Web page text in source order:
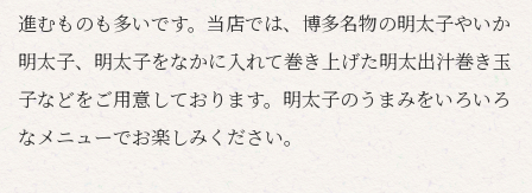
進むものも多いです。当店では、博多名物の明太子やいか
明太子、明太子をなかに入れて巻き上げた明太出汁巻き玉
子などをご用意しております。明太子のうまみをいろいろ
なメニューでお楽しみください。